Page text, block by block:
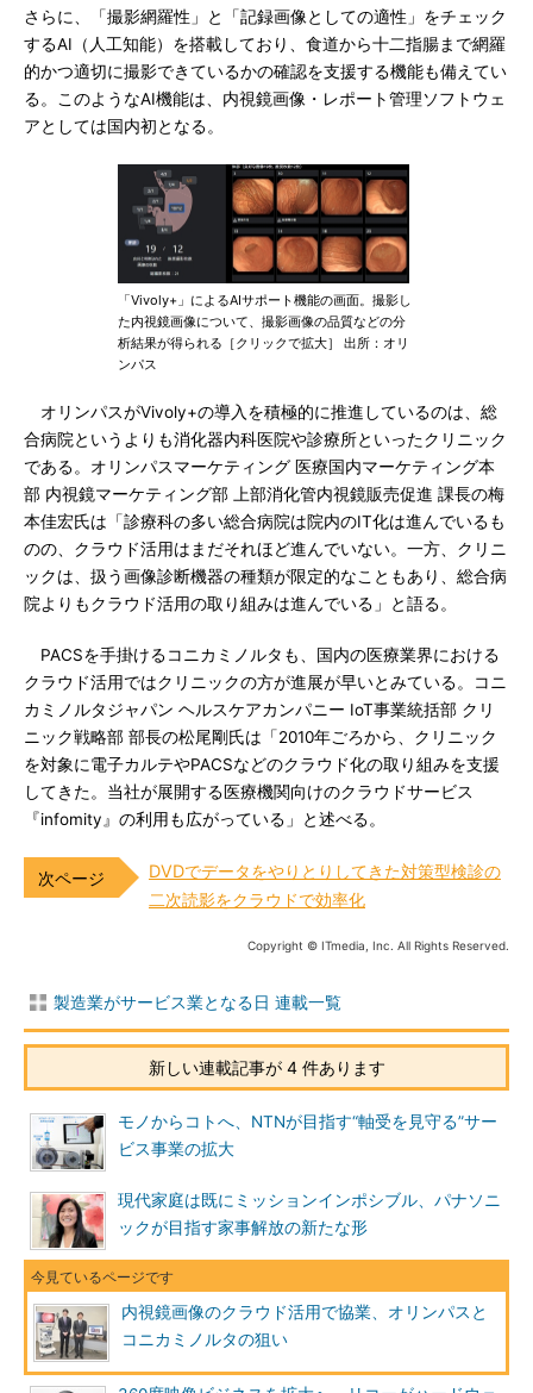
さらに、「撮影網羅性」と「記録画像としての適性」をチェック
するAI（人工知能）を搭載しており、食道から十二指腸まで網羅
的かつ適切に撮影できているかの確認を支援する機能も備えてい
る。このようなAI機能は、内視鏡画像・レポート管理ソフトウェ
アとしては国内初となる。
「Vivoly+」によるAIサポート機能の画面。撮影し
た内視鏡画像について、撮影画像の品質などの分
析結果が得られる［クリックで拡大］ 出所：オリ
ンパス
オリンパスがVivoly+の導入を積極的に推進しているのは、総
合病院というよりも消化器内科医院や診療所といったクリニック
である。オリンパスマーケティング 医療国内マーケティング本
部 内視鏡マーケティング部 上部消化管内視鏡販売促進 課長の梅
本佳宏氏は「診療科の多い総合病院は院内のIT化は進んでいるも
のの、クラウド活用はまだそれほど進んでいない。一方、クリニ
ックは、扱う画像診断機器の種類が限定的なこともあり、総合病
院よりもクラウド活用の取り組みは進んでいる」と語る。
PACSを手掛けるコニカミノルタも、国内の医療業界における
クラウド活用ではクリニックの方が進展が早いとみている。コニ
カミノルタジャパン ヘルスケアカンパニー IoT事業統括部 クリ
ニック戦略部 部長の松尾剛氏は「2010年ごろから、クリニック
を対象に電子カルテやPACSなどのクラウド化の取り組みを支援
してきた。当社が展開する医療機関向けのクラウドサービス
『infomity』の利用も広がっている」と述べる。
DVDでデータをやりとりしてきた対策型検診の
二次読影をクラウドで効率化
Copyright © ITmedia, Inc. All Rights Reserved.
製造業がサービス業となる日 連載一覧
新しい連載記事が 4 件あります
モノからコトへ、NTNが目指す“軸受を見守る”サー
ビス事業の拡大
現代家庭は既にミッションインポシブル、パナソニ
ックが目指す家事解放の新たな形
内視鏡画像のクラウド活用で協業、オリンパスと
コニカミノルタの狙い